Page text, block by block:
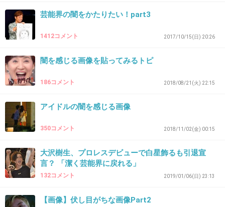
売れる前のももクロ
-93
35. 匿名2019/05/14(火) 22:18:57
+8523
36. 匿名 2019/05/14(火) 22:18:59
Tiktokで人気出た女子高生姉妹がこんな際どい
芸能界の闇をかたりたい！part3
1412コメント 2017/10/15(日) 20:26
闇を感じる画像を貼ってみるトピ
186コメント 2018/08/21(火) 22:15
アイドルの闇を感じる画像
350コメント 2018/11/02(金) 00:15
大沢樹生、プロレスデビューで白星飾るも引退宣
言？ 「潔く芸能界に戻れる」
132コメント 2019/01/06(日) 23:13
【画像】伏し目がちな画像Part2